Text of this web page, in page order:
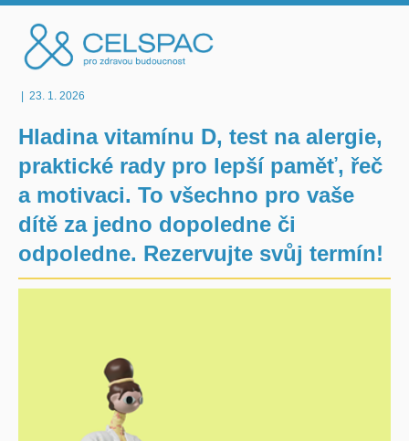
23. 1. 2026
Hladina vitamínu D, test na alergie,
praktické rady pro lepší paměť, řeč
a motivaci. To všechno pro vaše
dítě za jedno dopoledne či
odpoledne. Rezervujte svůj termín!